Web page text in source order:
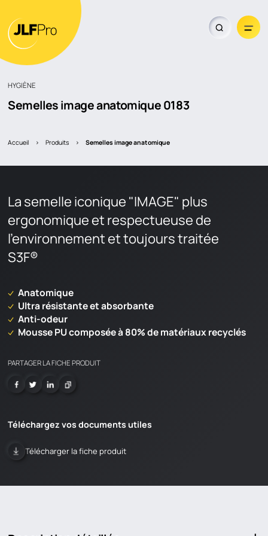
HYGIÈNE
Semelles image anatomique0183
Accueil > Produits > semelles image anatomique
La semelle iconique "IMAGE" plus
ergonomique et respectueuse de
l'environnement et toujours traitée
S3F®
Anatomique
Ultra résistante et absorbante
Anti-odeur
Mousse PU composée à 80% de matériaux recyclés
PARTAGER LA FICHE PRODUIT
Téléchargez vos documents utiles
Télécharger la fiche produit